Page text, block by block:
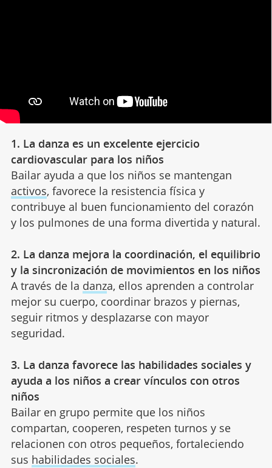
1. La danza es un excelente ejercicio
cardiovascular para los niños
Bailar ayuda a que los niños se mantengan
activos, favorece la resistencia física y
contribuye al buen funcionamiento del corazón
y los pulmones de una forma divertida y natural.
2. La danza mejora la coordinación, el equilibrio
y la sincronización de movimientos en los niños
A través de la danza, ellos aprenden a controlar
mejor su cuerpo, coordinar brazos y piernas,
seguir ritmos y desplazarse con mayor
seguridad.
3. La danza favorece las habilidades sociales y
ayuda a los niños a crear vínculos con otros
niños
Bailar en grupo permite que los niños
compartan, cooperen, respeten turnos y se
relacionen con otros pequeños, fortaleciendo
sus habilidades sociales.